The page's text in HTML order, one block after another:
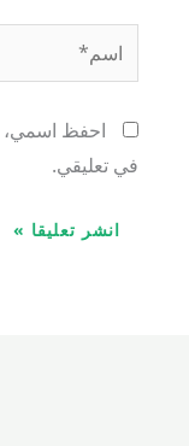
اسم*
احفظ اسمي،
في تعليقي.